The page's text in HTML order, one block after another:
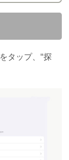
タップ、"探